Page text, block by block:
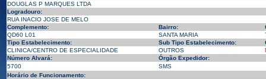
DOUGLAS P MARQUES LTDA
Logradouro:
RUA INACIO JOSE DE MELO
Complemento:
Bairro:
QD60 L01
SANTA MARIA
Tipo Estabelecimento:
Sub Tipo Estabelecimento:
CLINICA/CENTRO DE ESPECIALIDADE
OUTROS
Número Alvará:
Órgão Expedidor:
5700
SMS
Horário de Funcionamento: